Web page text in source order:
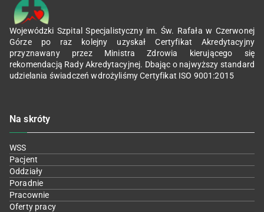
Wojewódzki Szpital Specjalistyczny im. Św. Rafała w Czerwonej
Górze po raz kolejny uzyskał Certyfikat Akredytacyjny
przyznawany przez Ministra Zdrowia kierującego się
rekomendacją Rady Akredytacyjnej. Dbając o najwyższy standard
udzielania świadczeń wdrożyliśmy Certyfikat ISO 9001:2015
Na skróty
WSS
Pacjent
Oddziały
Poradnie
Pracownie
Oferty pracy